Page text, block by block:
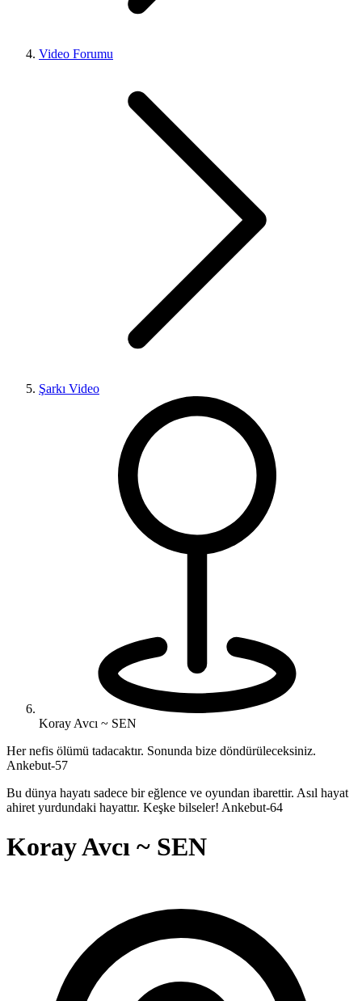
Video Forumu
Şarkı Video
Koray Avcı ~ SEN
Her nefis ölümü tadacaktır. Sonunda bize döndürüleceksiniz.
Ankebut-57
Bu dünya hayatı sadece bir eğlence ve oyundan ibarettir. Asıl hayat
ahiret yurdundaki hayattır. Keşke bilseler! Ankebut-64
Koray Avcı ~ SEN